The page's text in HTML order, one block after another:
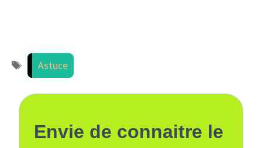
Étiquettes
Astuce
Envie de connaitre le